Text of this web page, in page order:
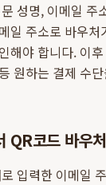
성명, 이메일 주
일 주소로 바우처
해야 합니다. 이
원하는 결제 수
QR코드 바우
입력한 이메일